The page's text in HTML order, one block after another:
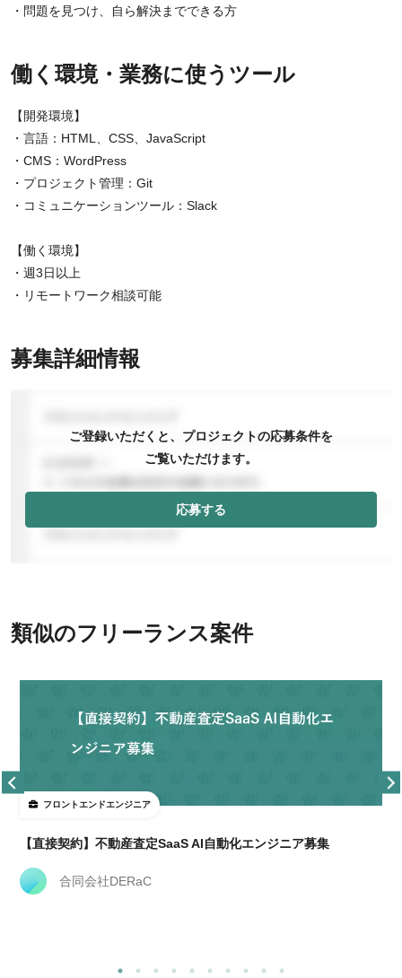
・問題を見つけ、自ら解決までできる方
働く環境・業務に使うツール
【開発環境】
・言語：HTML、CSS、JavaScript
・CMS：WordPress
・プロジェクト管理：Git
・コミュニケーションツール：Slack
【働く環境】
・週3日以上
・リモートワーク相談可能
募集詳細情報
ご登録いただくと、プロジェクトの応募条件を
ご覧いただけます。
応募する
類似のフリーランス案件
フロントエンドエンジニア
【直接契約】不動産査定SaaS AI自動化エンジニア募集
合同会社DERaC